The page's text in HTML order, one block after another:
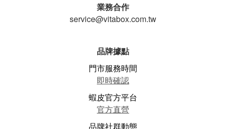
業務合作
service@vitabox.com.tw
品牌據點
門市服務時間
即時確認
蝦皮官方平台
官方直營
品牌社群動態